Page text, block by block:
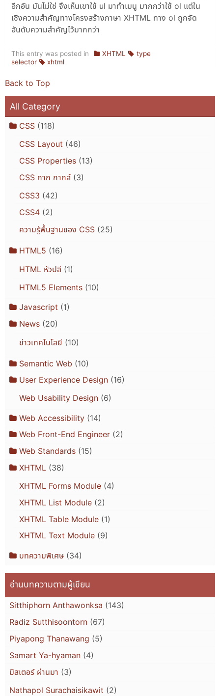
อีกอัน มันไม่ใช่ จึงเห็นเขาใช้ ul มาทำเมนู มากกว่าใช้ ol แต่ใน
เชิงความสำคัญทางโครงสร้างภาษา XHTML ทาง ol ถูกจัด
อันดับความสำคัญไว้มากกว่า
This entry was posted in XHTML
type
selector
xhtml
Back to Top
All Category
CSS(118)
CSS Layout (46)
CSS Properties(13)
CSS กาก กากส์(3)
CSS3 (42)
CSS4(2)
ความรู้พื้นฐานของ CSS(25)
HTML5 (16)
HTML หัวปลี (1)
HTML5 Elements(10)
Javascript (1)
News(20)
ข่าวเทคโนโลยี (10)
Semantic Web (10)
User Experience Design(16)
Web Usability Design(6)
Web Accessibility(14)
Web Front-End Engineer(2)
Web Standards(15)
XHTML (38)
XHTML Forms Module(4)
XHTML List Module(2)
XHTML Table Module(1)
XHTML Text Module(9)
บทความพิเศษ(34)
อ่านบทความตามผู้เขียน
Sitthiphorn Anthawonksa (143)
Radiz Sutthisoontorn (67)
Piyapong Thanawang (5)
Samart Ya-hyaman (4)
มิสเตอร์ ผ่านมา (3)
Nathapol Surachaisikawit (2)